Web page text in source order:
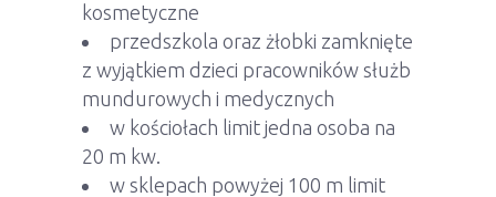
kosmetyczne
przedszkola oraz żłobki zamknięte
z wyjątkiem dzieci pracowników służb
mundurowych i medycznych
w kościołach limit jedna osoba na
20 m kw.
w sklepach powyżej 100 m limit